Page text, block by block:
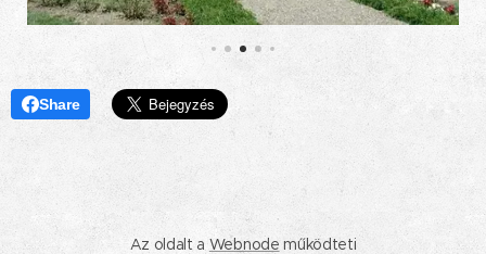
Share
Az oldalt a Webnode működteti